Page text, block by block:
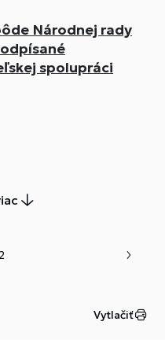
Národnej rady
spolupráci
2
Vytlačiť